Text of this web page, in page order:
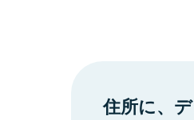
住所に、